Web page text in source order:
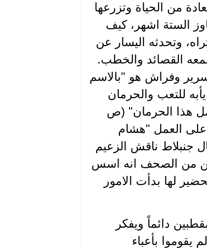
من الحياة وتزرعها
الستة اشهر، كيف
وتحدثه اليسار عن
القصائد والخطب.
سرير وفراش هو "بالاسم
ولا يأبه للتعب والحرمان
هذا الحرمان" (ص
على العمل "هشام
100). وتروي ان كمال جنبلاط ناقش الزعيم
من الصحف انه اسس
لها بدأت الامور
دائماً ويفكر
يقوموا بأعباء